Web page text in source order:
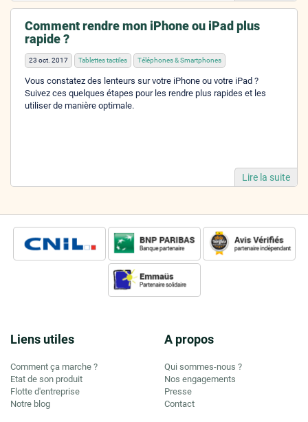
Comment rendre mon iPhone ou iPad plus
rapide ?
23 oct. 2017 Tablettes tactiles Téléphones & Smartphones
Vous constatez des lenteurs sur votre iPhone ou votre iPad ?
Suivez ces quelques étapes pour les rendre plus rapides et les
utiliser de manière optimale.
Lire la suite
Liens utiles
Comment ça marche ?
Etat de son produit
Flotte d'entreprise
Notre blog
A propos
Qui sommes-nous ?
Nos engagements
Presse
Contact